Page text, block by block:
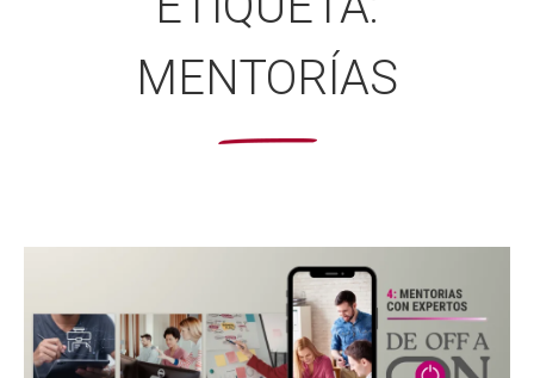
MENTORÍAS
VOLUNTARIADO.NET
VOLUNTARIADO.NET